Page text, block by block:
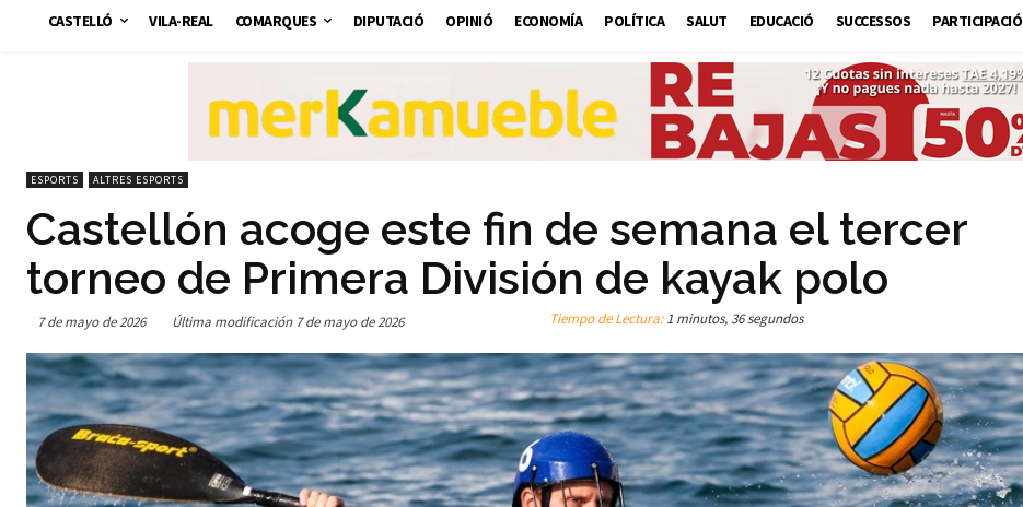
CASTELLÓ VILA-REAL COMARQUES DIPUTACIÓ OPINIÓ ECONOMÍA POLÍTICA SALUT EDUCACIÓ SUCCESSOS PARTICIPACIÓ
ESPORTS ALTRES ESPORTS
Castellón acoge este fin de semana el tercer
torneo de Primera División de kayak polo
7 de mayo de 2026 Última modificación 7 de mayo de 2026 Tiempo de Lectura:1 minutos, 36 segundos